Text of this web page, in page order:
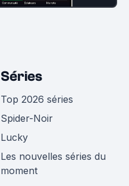
Séries
Top 2026 séries
Spider-Noir
Lucky
Les nouvelles séries du
moment